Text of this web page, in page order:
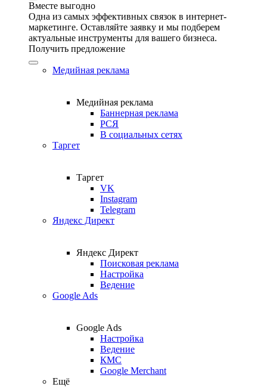
Вместе выгодно
Одна из самых эффективных связок в интернет-
маркетинге. Оставляйте заявку и мы подберем
актуальные инструменты для вашего бизнеса.
Получить предложение
Медийная реклама
Медийная реклама
Баннерная реклама
РСЯ
В социальных сетях
Таргет
Таргет
VK
Instagram
Telegram
Яндекс Директ
Яндекс Директ
Поисковая реклама
Настройка
Ведение
Google Ads
Google Ads
Настройка
Ведение
КМС
Google Merchant
Ещё